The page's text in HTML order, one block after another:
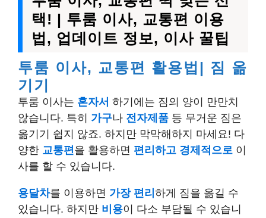
택! | 투룸 이사, 교통편 이용
법, 업데이트 정보, 이사 꿀팁
투룸 이사, 교통편 활용법| 짐 옮
기기
투룸 이사는 혼자서 하기에는 짐의 양이 만만치
않습니다. 특히 가구나 전자제품 등 무거운 짐은
옮기기 쉽지 않죠. 하지만 막막해하지 마세요! 다
양한 교통편을 활용하면 편리하고 경제적으로 이
사를 할 수 있습니다.
용달차를 이용하면 가장 편리 하게 짐을 옮길 수
있습니다. 하지만 비용이 다소 부담될 수 있습니